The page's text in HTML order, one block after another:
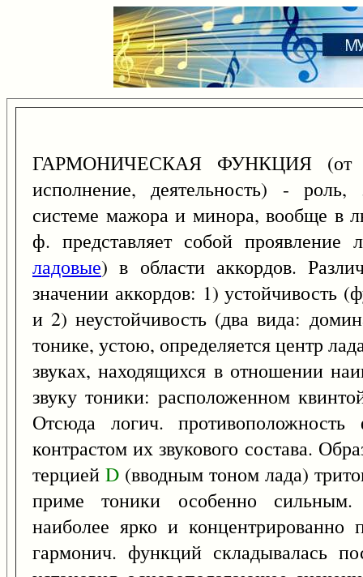
ГАРМОНИЧЕСКАЯ ФУНКЦИЯ
исполнение, деятельность) -
системе мажора и минора, вообще в
ф. представляет собой
ладовые) в области аккордов.
значении аккордов: 1) устойчивость
и 2) неустойчивость (два вида:
тонике, устою, определяется центр
звуках, находящихся в отношении
звуку тоники: расположенном
Отсюда логич.
контрастом их звукового состава.
терциейD (вводным тоном лада)
приме тоники особенно
наиболее ярко и концентрированно
гармонич. функций складывалась